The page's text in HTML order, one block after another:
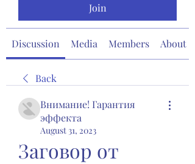
Join
Discussion Media Members About
Back
Внимание! Гарантия
эффекта
August 31, 2023
Заговор от